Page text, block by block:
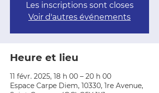
Les inscriptions sont closes
Voir d'autres événements
Heure et lieu
11 févr. 2025, 18 h 00 – 20 h 00
Espace Carpe Diem, 10330, 1re Avenue,